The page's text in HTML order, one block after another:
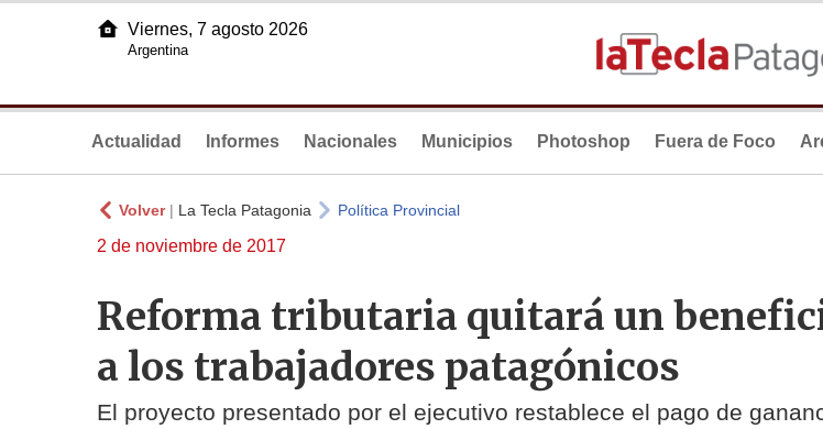
Viernes, 7 agosto 2026
Argentina
Actualidad Informes Nacionales Municipios Photoshop Fuera de Foco
Volver| La Tecla Patagonia Política Provincial
2 de noviembre de 2017
Reforma tributaria quitará un
a los trabajadores patagónicos
El proyecto presentado por el ejecutivo restablece el pago de